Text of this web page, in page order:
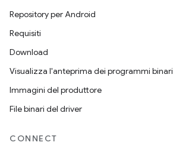
Repository per Android
Requisiti
Download
Visualizza l'anteprima dei programmi binari
Immagini del produttore
File binari del driver
CONNECT